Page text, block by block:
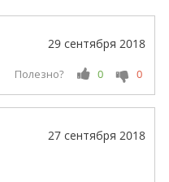
29 сентября 2018
Полезно? 0 0
27 сентября 2018